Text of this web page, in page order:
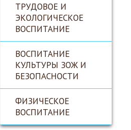
ТРУДОВОЕ И
ЭКОЛОГИЧЕСКОЕ
ВОСПИТАНИЕ
ВОСПИТАНИЕ
КУЛЬТУРЫ ЗОЖ И
БЕЗОПАСНОСТИ
ФИЗИЧЕСКОЕ
ВОСПИТАНИЕ